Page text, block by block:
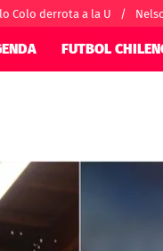
Colo derrota a la U
FUTBOL
el mundo